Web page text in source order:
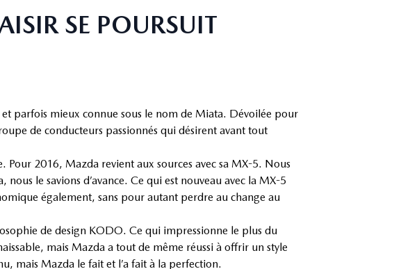
SE POURSUIT
parfois mieux connue sous le nom de Miata. Dévoilée pour
de conducteurs passionnés qui désirent avant tout
Pour 2016, Mazda revient aux sources avec sa MX-5. Nous
le savions d’avance. Ce qui est nouveau avec la MX-5
également, sans pour autant perdre au change au
de design KODO. Ce qui impressionne le plus du
mais Mazda a tout de même réussi à offrir un style
mais Mazda le fait et l’a fait à la perfection.